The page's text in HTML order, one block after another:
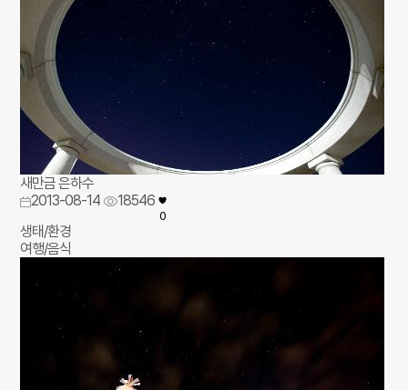
새만금 은하수
2013-08-14
18546
0
생태/환경
여행/음식